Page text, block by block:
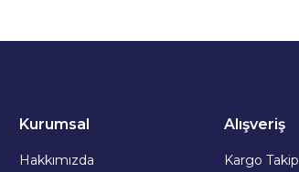
Kurumsal
Hakkımızda
Alışveriş
Kargo Takip